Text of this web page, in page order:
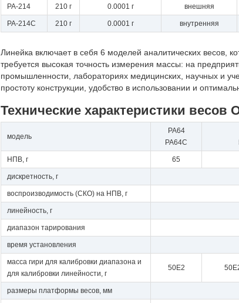
PA-214 210 г 0.0001 г внешняя
PA-214C 210 г 0.0001 г внутренняя
Линейка включает в себя 6 моделей аналитических весов,
требуется высокая точность измерения массы: на
промышленности, лабораториях медицинских, научных и
простоту конструкции, удобство в использовании и
Технические характеристики весов
модель
PA64
PA64C
НПВ, г 65
дискретность, г
воспроизводимость (СКО) на НПВ, г
линейность, г
диапазон тарирования
время установления
масса гири для калибровки диапазона и
для калибровки линейности, г
50E2
размеры платформы весов, мм